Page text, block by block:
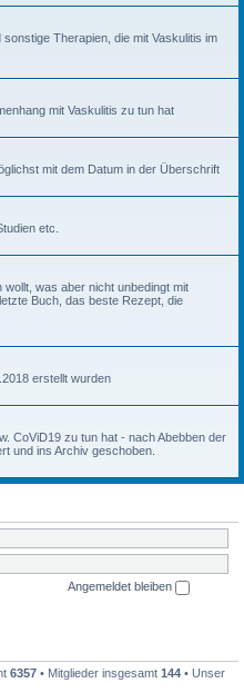
Therapien, die mit Vaskulitis im
mit Vaskulitis zu tun hat
mit dem Datum in der Überschrift
etc.
was aber nicht unbedingt mit
Buch, das beste Rezept, die
erstellt wurden
CoViD19 zu tun hat - nach Abebben der
und ins Archiv geschoben.
Angemeldet bleiben
6357 • Mitglieder insgesamt 144 • Unser